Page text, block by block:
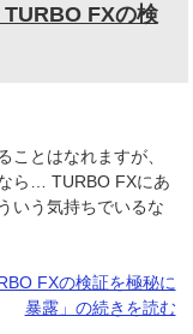
FXの検
ことはなれますが、
ら… TURBO FXにあ
いう気持ちでいるな
FXの検証を極秘に
暴露」の続きを読む